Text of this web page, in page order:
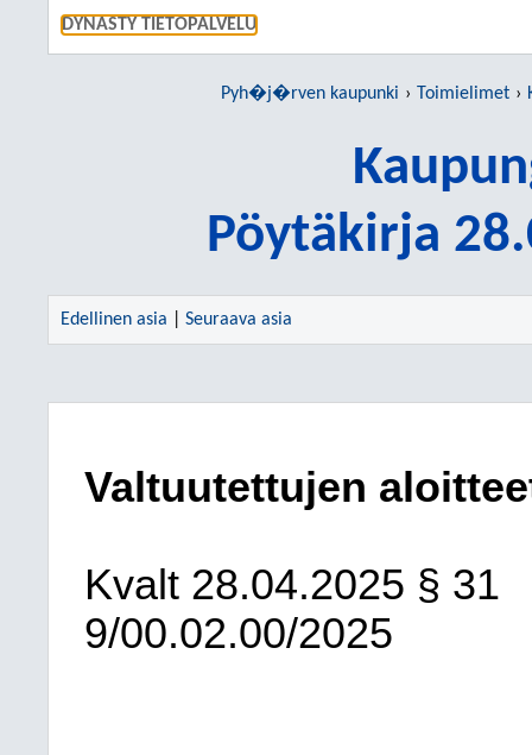
DYNASTY TIETOPALVELU
Pyh�j�rven kaupunki Toimielimet
Pöytäkirja
Edellinen asia Seuraava asia
Valtuutettujen
Kvalt 28.04.2025 § 31
9/00.02.00/2025